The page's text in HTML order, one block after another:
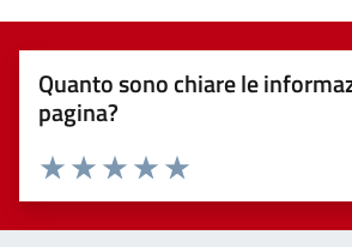
Quanto sono chiare le
pagina?
Valuta 5 stelle su 5
Valuta 4 stelle su 5
Valuta 3 stelle su 5
Valuta 2 stelle su 5
Valuta 1 stelle su 5